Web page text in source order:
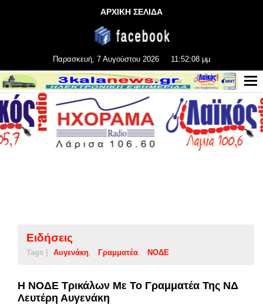
ΑΡΧΙΚΗ ΣΕΛΙΔΑ
Παρασκευή, 7 Αυγούστου 2026 11:52:09 μμ
Ειδήσεις
Tags | Αυγενάκη Γραμματέα ΝΟΔΕ
Η ΝΟΔΕ Τρικάλων Με Το Γραμματέα Της ΝΔ
Λευτέρη Αυγενάκη